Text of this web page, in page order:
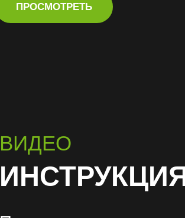
ПРОСМОТРЕТЬ
ВИДЕО